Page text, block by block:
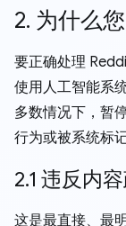
2. 为什么
要正确处理
使用人工智能系
多数情况下，暂
行为或被系统标
2.1 违反内
这是最直接、最